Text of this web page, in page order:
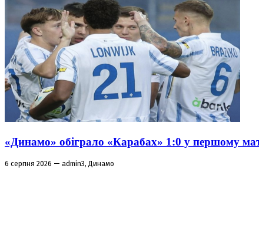
«Динамо» обіграло «Карабах» 1:0 у першому
6 серпня 2026 — admin3, Динамо